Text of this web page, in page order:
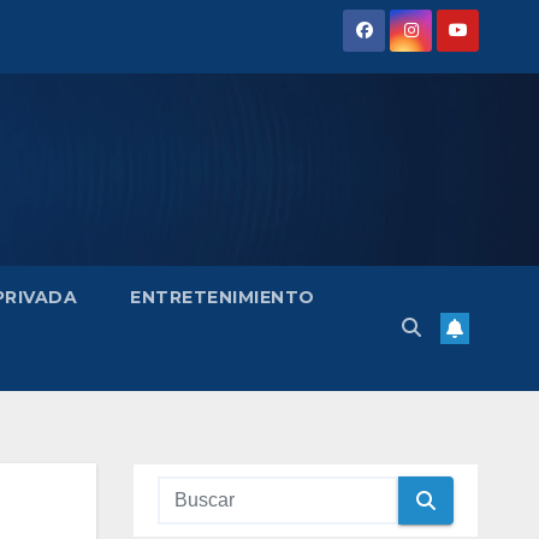
ENTRETENIMIENTO